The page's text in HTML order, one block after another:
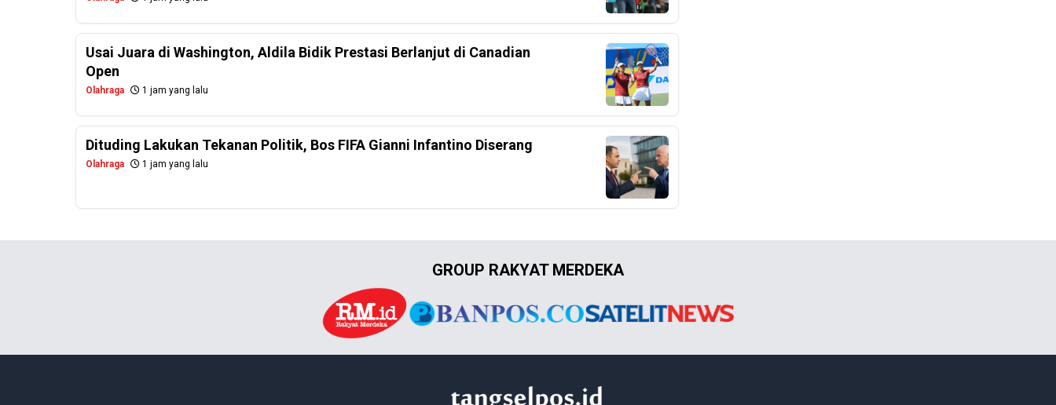
Usai Juara di Washington, Aldila Bidik Prestasi Berlanjut di Canadian
Open
Olahraga 1 jam yang lalu
Dituding Lakukan Tekanan Politik, Bos FIFA Gianni Infantino Diserang
Olahraga 1 jam yang lalu
GROUP RAKYAT MERDEKA